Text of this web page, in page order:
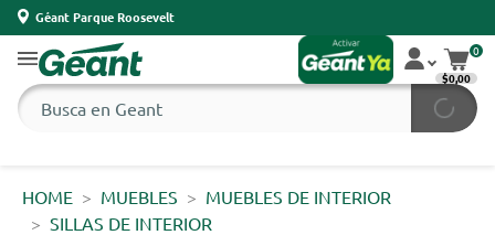
Géant Parque Roosevelt
0
$0,00
HOME MUEBLES
MUEBLES DE INTERIOR
SILLAS DE INTERIOR